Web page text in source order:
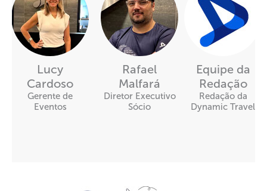
Lucy
Cardoso
Gerente de
Eventos
Rafael
Malfará
Diretor Executivo
Sócio
Equipe da
Redação
Redação da
Dynamic Travel